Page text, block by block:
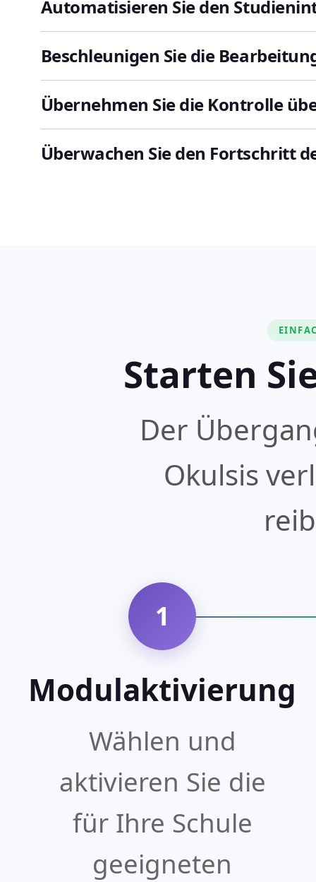
Automatisieren Sie den
Beschleunigen Sie die
Übernehmen Sie die Kontrolle
Überwachen Sie den Fortschritt
Starten
Der
Okulsis
1
Modulaktivierung
Wählen und
aktivieren Sie die
für Ihre Schule
geeigneten